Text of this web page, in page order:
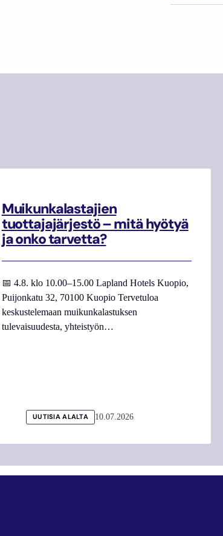
Muikunkalastajien
tuottajajärjestö – mitä hyötyä
ja onko tarvetta?
📅 4.8. klo 10.00–15.00 Lapland Hotels Kuopio,
Puijonkatu 32, 70100 Kuopio Tervetuloa
keskustelemaan muikunkalastuksen
tulevaisuudesta, yhteistyön…
UUTISIA ALALTA 10.07.2026